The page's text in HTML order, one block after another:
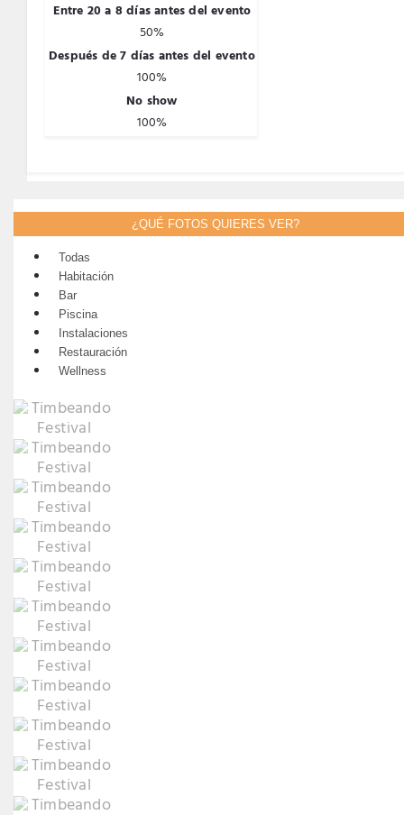
Entre 20 a 8 días antes del evento
50%
Después de 7 días antes del evento
100%
No show
100%
¿QUÉ FOTOS QUIERES VER?
Todas
Habitación
Bar
Piscina
Instalaciones
Restauración
Wellness